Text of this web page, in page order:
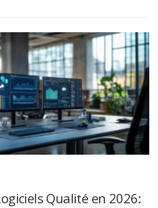
Qualité en 2026: